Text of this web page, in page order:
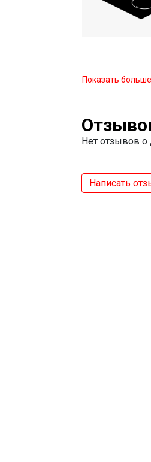
Показать больше
Нет отзывов о
Написать